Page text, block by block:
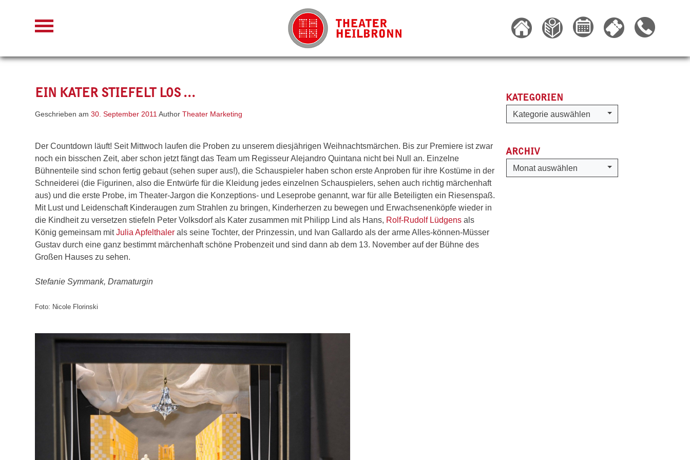
EIN KATER STIEFELT LOS …
Geschrieben am 30. September 2011 Author Theater Marketing
Der Countdown läuft! Seit Mittwoch laufen die Proben zu unserem diesjährigen Weihnachtsmärchen. Bis zur Premiere ist zwar
noch ein bisschen Zeit, aber schon jetzt fängt das Team um Regisseur Alejandro Quintana nicht bei Null an. Einzelne
Bühnenteile sind schon fertig gebaut (sehen super aus!), die Schauspieler haben schon erste Anproben für ihre Kostüme in der
Schneiderei (die Figurinen, also die Entwürfe für die Kleidung jedes einzelnen Schauspielers, sehen auch richtig märchenhaft
aus) und die erste Probe, im Theater-Jargon die Konzeptions- und Leseprobe genannt, war für alle Beteiligten ein Riesenspaß.
Mit Lust und Leidenschaft Kinderaugen zum Strahlen zu bringen, Kinderherzen zu bewegen und Erwachsenenköpfe wieder in
die Kindheit zu versetzen stiefeln Peter Volksdorf als Kater zusammen mit Philipp Lind als Hans, Rolf-Rudolf Lüdgens als
König gemeinsam mitJulia Apfelthaler als seine Tochter, der Prinzessin, und Ivan Gallardo als der arme Alles-können-Müsser
Gustav durch eine ganz bestimmt märchenhaft schöne Probenzeit und sind dann ab dem 13. November auf der Bühne des
Großen Hauses zu sehen.
Stefanie Symmank, Dramaturgin
Foto: Nicole Florinski
KATEGORIEN
Kategorien
Kategorie auswählen
ARCHIV
Archiv
Monat auswählen